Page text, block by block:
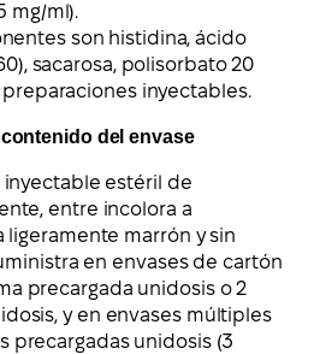
mg/ml).
son histidina, ácido
sacarosa, polisorbato 20
preparaciones inyectables.
del envase
inyectable estéril de
entre incolora a
ligeramente marrón y sin
en envases de cartón
precargada unidosis o 2
y en envases múltiples
precargadas unidosis (3